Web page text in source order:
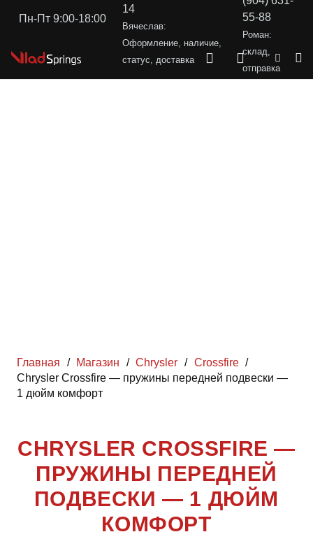
Пн-Пт 9:00-18:00
14
Вячеслав:
Оформление, наличие,
статус, доставка
55-88
Роман:
склад,
отправка
Главная / Магазин / Chrysler / Crossfire /
Chrysler Crossfire — пружины передней подвески —
1 дюйм комфорт
CHRYSLER CROSSFIRE —
ПРУЖИНЫ ПЕРЕДНЕЙ
ПОДВЕСКИ — 1 ДЮЙМ
КОМФОРТ